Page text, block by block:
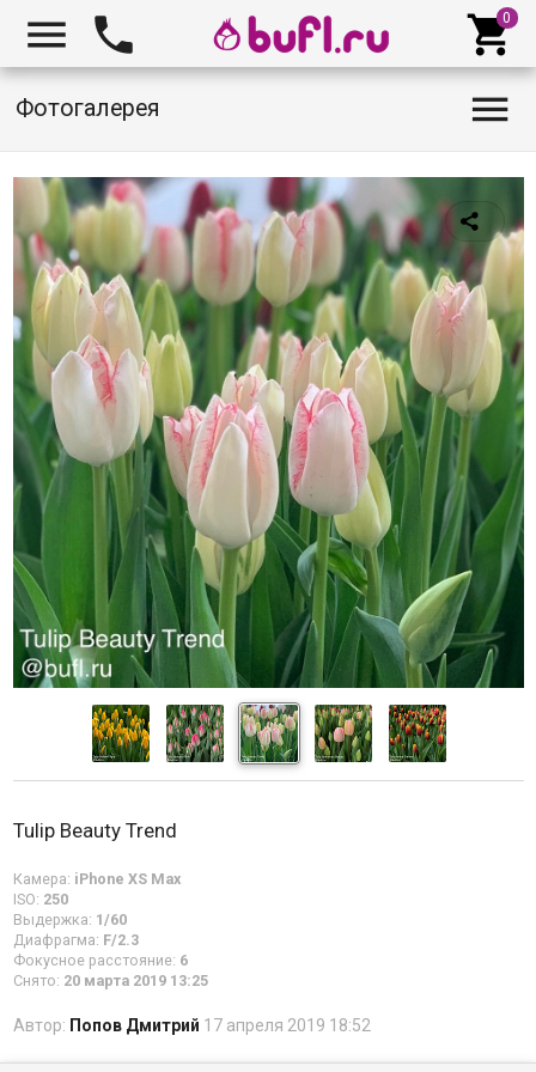
  
Фотогалерея 
Tulip Beauty Trend
Камера: iPhone XS Max
ISO: 250
Выдержка: 1/60
Диафрагма: F/2.3
Фокусное расстояние: 6
Снято: 20 марта 2019 13:25
Автор: Попов Дмитрий 17 апреля 2019 18:52